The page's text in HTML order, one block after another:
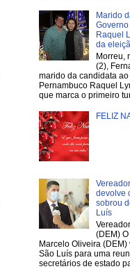
Marido
Raquel
da
Morreu,
(2),
marido da candidata
Pernambuco Raquel
que marca o primeiro
FELIZ
devolve
sobrou
Luís
(DEM)
Marcelo Oliveira
São Luís para uma
secretários de estado